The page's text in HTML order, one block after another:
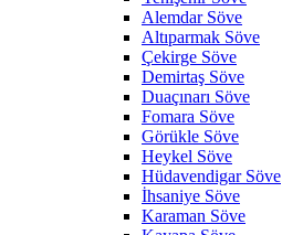
Alemdar Söve
Altıparmak Söve
Çekirge Söve
Demirtaş Söve
Duaçınarı Söve
Fomara Söve
Görükle Söve
Heykel Söve
Hüdavendigar Söve
İhsaniye Söve
Karaman Söve